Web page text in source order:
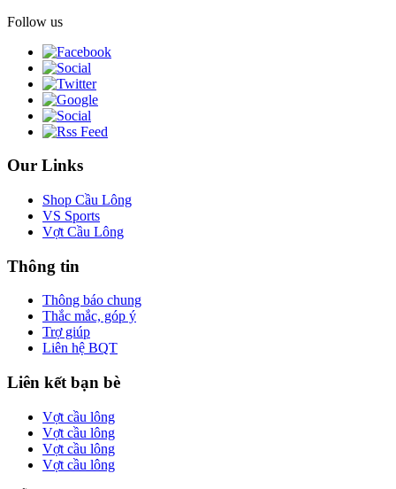
Follow us
Our Links
Shop Cầu Lông
VS Sports
Vợt Cầu Lông
Thông tin
Thông báo chung
Thắc mắc, góp ý
Trợ giúp
Liên hệ BQT
Liên kết bạn bè
Vợt cầu lông
Vợt cầu lông
Vợt cầu lông
Vợt cầu lông